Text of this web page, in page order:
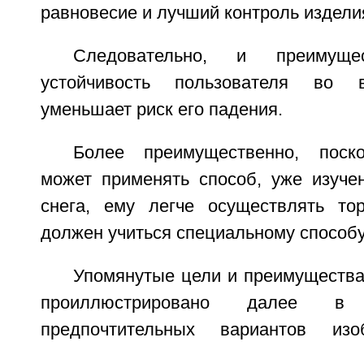
равновесие и лучший контроль
Следовательно, и
устойчивость пользователя во
уменьшает риск его падения.
Более преимущественно,
может применять способ, уже
снега, ему легче осуществлять
должен учиться специальному
Упомянутые цели и
проиллюстрировано далее
предпочтительных вариантов